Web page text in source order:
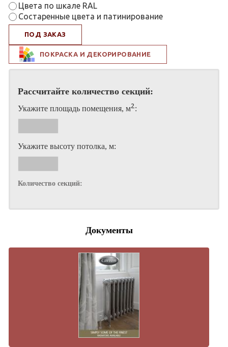
Цвета по шкале RAL
Состаренные цвета и патинирование
ПОД ЗАКАЗ
ПОКРАСКА И ДЕКОРИРОВАНИЕ
Рассчитайте количество секций:
Укажите площадь помещения, м2 :
Укажите высоту потолка, м:
Количество секций:
Документы